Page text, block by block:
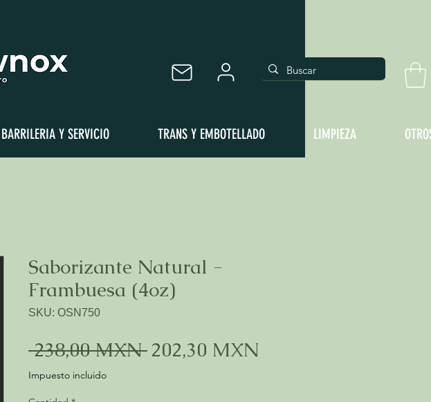
BARRILERIA Y SERVICIO TRANS Y EMBOTELLADO LIMPIEZA
Saborizante Natural -
Frambuesa (4oz)
SKU: OSN750
238,00 MXN Precio
202,30 MXN
Impuesto incluido